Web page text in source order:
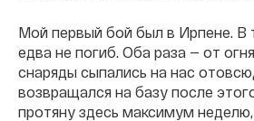
Мой первый бой был в Ирпене. В
едва не погиб. Оба раза — от
снаряды сыпались на нас
возвращался на базу после
протяну здесь максимум